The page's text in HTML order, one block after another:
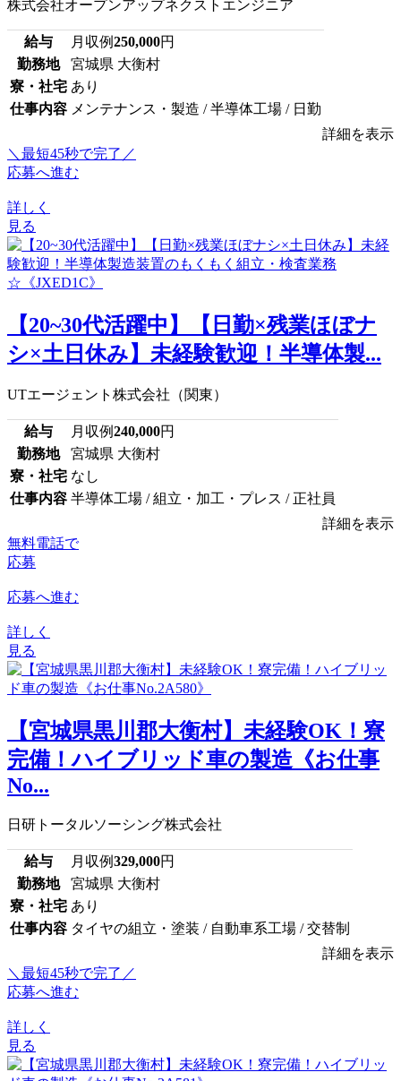
株式会社オープンアップネクストエンジニア
給与 月収例250,000円
勤務地
宮城県 大衡村
寮・社宅 あり
仕事内容 メンテナンス・製造 / 半導体工場 / 日勤
詳細を表示
＼最短45秒で完了／
応募へ進む
詳しく
見る
【20~30代活躍中】【日勤×残業ほぼナ
シ×土日休み】未経験歓迎！半導体製...
UTエージェント株式会社（関東）
給与 月収例240,000円
勤務地
宮城県 大衡村
寮・社宅 なし
仕事内容 半導体工場 / 組立・加工・プレス / 正社員
詳細を表示
無料電話で
応募
応募へ進む
詳しく
見る
【宮城県黒川郡大衡村】未経験OK！寮
完備！ハイブリッド車の製造《お仕事
No...
日研トータルソーシング株式会社
給与 月収例329,000円
勤務地
宮城県 大衡村
寮・社宅 あり
仕事内容 タイヤの組立・塗装 / 自動車系工場 / 交替制
詳細を表示
＼最短45秒で完了／
応募へ進む
詳しく
見る